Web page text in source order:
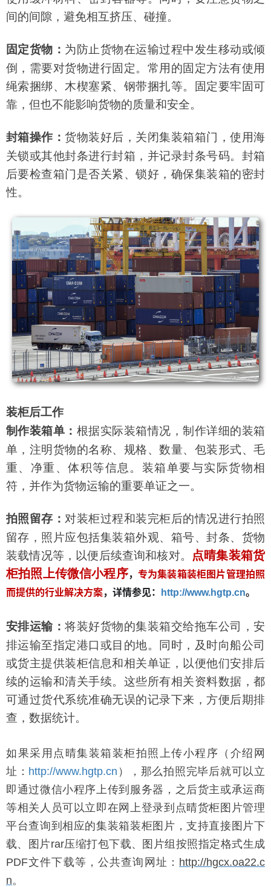
间的间隙，避免相互挤压、碰撞。
固定货物： 为防止货物在运输过程中发生移动或倾
倒，需要对货物进行固定。常用的固定方法有使用
绳索捆绑、木楔塞紧、钢带捆扎等。固定要牢固可
靠，但也不能影响货物的质量和安全。
封箱操作：货物装好后，关闭集装箱箱门，使用海
关锁或其他封条进行封箱，并记录封条号码。封箱
后要检查箱门是否关紧、锁好，确保集装箱的密封
性。
装柜后工作
制作装箱单： 根据实际装箱情况，制作详细的装箱
单，注明货物的名称、规格、数量、包装形式、毛
重、净重、体积等信息。装箱单要与实际货物相
符，并作为货物运输的重要单证之一。
拍照留存：对装柜过程和装完柜后的情况进行拍照
留存，照片应包括集装箱外观、箱号、封条、货物
装载情况等，以便后续查询和核对。
点晴集装箱货
柜拍照上传微信小程序， 专为集装箱装柜图片管理拍照
而提供的行业解决方案，详情参见： http://www.hgtp.cn。
安排运输：将装好货物的集装箱交给拖车公司，安
排运输至指定港口或目的地。同时，及时向船公司
或货主提供装柜信息和相关单证，以便他们安排后
续的运输和清关手续。这些所有相关资料数据，都
可通过货代系统准确无误的记录下来，方便后期排
查，数据统计。
如果采用点晴集装箱装柜拍照上传小程序（介绍网
址： http://www.hgtp.cn ），那么拍照完毕后就可以立
即通过微信小程序上传到服务器，之后货主或承运商
等相关人员可以立即在网上登录到点晴货柜图片管理
平台查询到相应的集装箱装柜图片，支持直接图片下
载、图片rar压缩打包下载、图片组按照指定格式生成
PDF文件下载等，公共查询网址 ： http://hgcx.oa22.c
n。